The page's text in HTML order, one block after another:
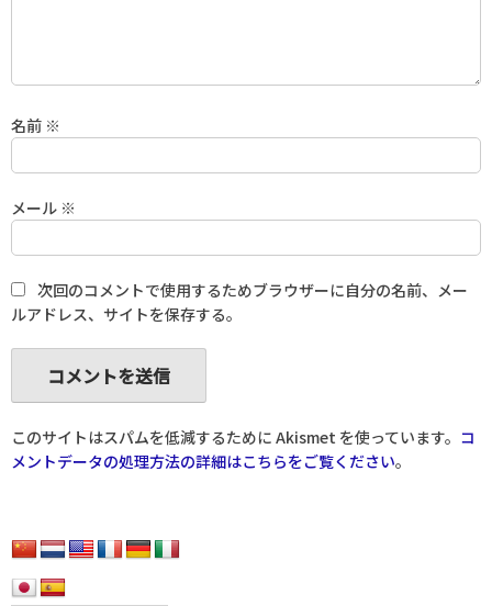
名前 ※
メール ※
次回のコメントで使用するためブラウザーに自分の名前、メー
ルアドレス、サイトを保存する。
このサイトはスパムを低減するために Akismet を使っています。 コ
メントデータの処理方法の詳細はこちらをご覧ください。